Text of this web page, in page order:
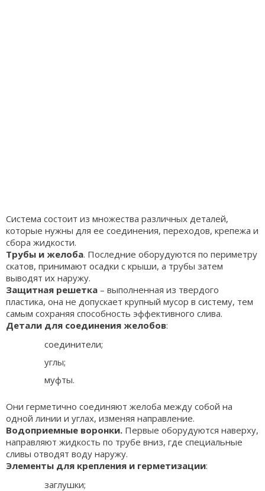
Система состоит из множества различных деталей,
которые нужны для ее соединения, переходов, крепежа и
сбора жидкости.
Трубы и желоба. Последние оборудуются по периметру
скатов, принимают осадки с крыши, а трубы затем
выводят их наружу.
Защитная решетка – выполненная из твердого
пластика, она не допускает крупный мусор в систему, тем
самым сохраняя способность эффективного слива.
Детали для соединения желобов:
соединители;
углы;
муфты.
Они герметично соединяют желоба между собой на
одной линии и углах, изменяя направление.
Водоприемные воронки. Первые оборудуются наверху,
направляют жидкость по трубе вниз, где специальные
сливы отводят воду наружу.
Элементы для крепления и герметизации:
заглушки;